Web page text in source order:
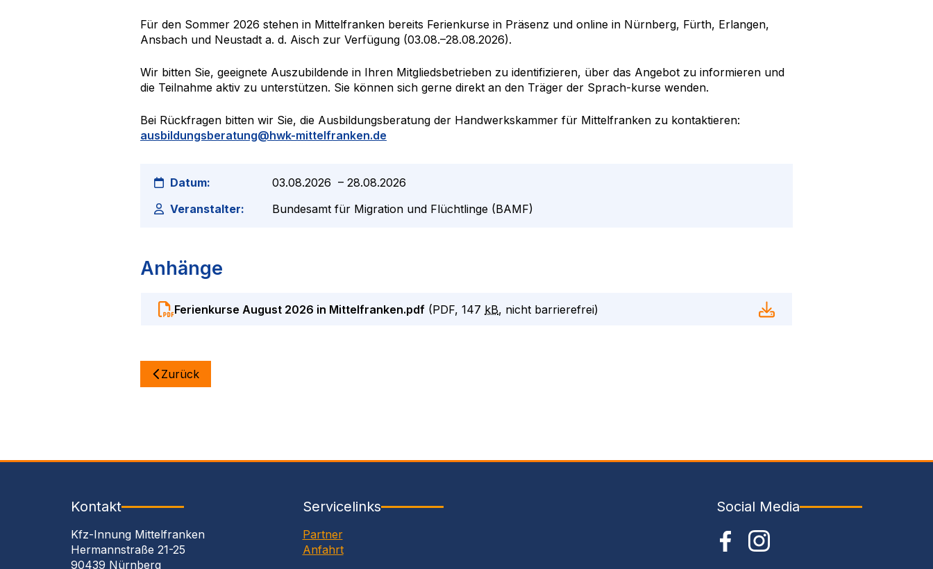
Für den Sommer 2026 stehen in Mittelfranken bereits Ferienkurse in Präsenz und online in Nürnberg, Fürth, Erlangen,
Ansbach und Neustadt a. d. Aisch zur Verfügung (03.08.–28.08.2026).
Wir bitten Sie, geeignete Auszubildende in Ihren Mitgliedsbetrieben zu identifizieren, über das Angebot zu informieren und
die Teilnahme aktiv zu unterstützen. Sie können sich gerne direkt an den Träger der Sprach-kurse wenden.
Bei Rückfragen bitten wir Sie, die Ausbildungsberatung der Handwerkskammer für Mittelfranken zu kontaktieren:
ausbildungsberatung@hwk-mittelfranken.de
Datum: 03.08.2026 – 28.08.2026
Veranstalter:
Bundesamt für Migration und Flüchtlinge (BAMF)
Anhänge
Ferienkurse August 2026 in Mittelfranken.pdf (PDF, 147 kB, nicht barrierefrei)
Zurück
Kontakt
Kfz-Innung Mittelfranken
Hermannstraße 21-25
90439 Nürnberg
Servicelinks
Partner
Anfahrt
Social Media